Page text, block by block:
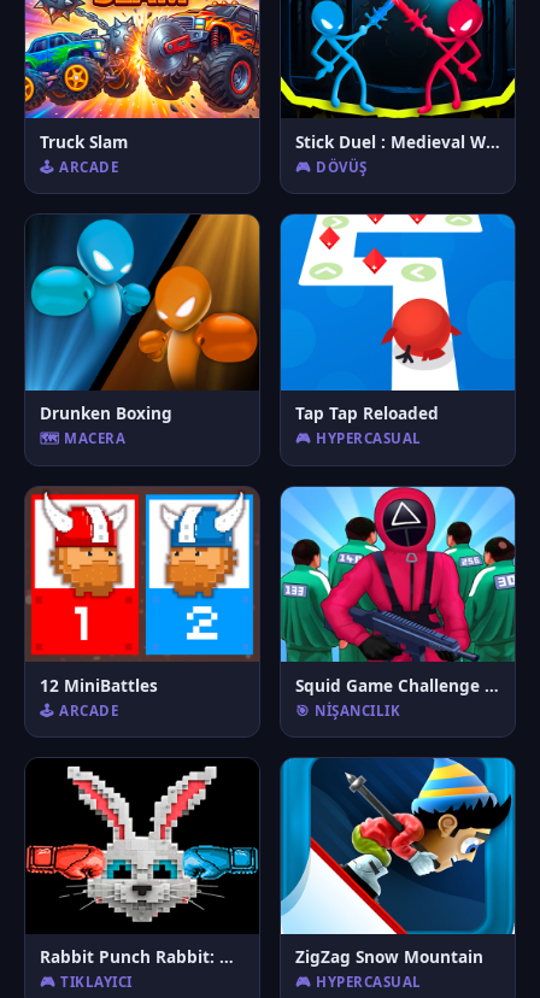
Truck Slam
🕹️ ARCADE
Stick Duel : Medieval Wars
🎮 DÖVÜŞ
Drunken Boxing
🗺️ MACERA
Tap Tap Reloaded
🎮 HYPERCASUAL
12 MiniBattles
🕹️ ARCADE
Squid Game Challenge 3D
🎯 NIŞANCILIK
Rabbit Punch Rabbit: Hızlı Tepki Arenası!
🎮 TIKLAYICI
ZigZag Snow Mountain
🎮 HYPERCASUAL